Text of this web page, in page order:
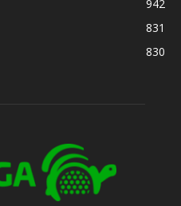
942
831
830